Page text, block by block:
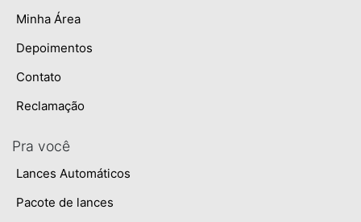
Minha Área
Depoimentos
Contato
Reclamação
Pra você
Lances Automáticos
Pacote de lances